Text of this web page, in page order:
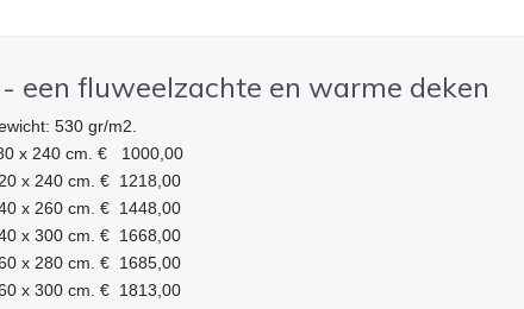
een fluweelzachte en warme deken
530 gr/m2.
x 240 cm. € 1000,00
x 240 cm. € 1218,00
x 260 cm. € 1448,00
x 300 cm. € 1668,00
x 280 cm. € 1685,00
x 300 cm. € 1813,00